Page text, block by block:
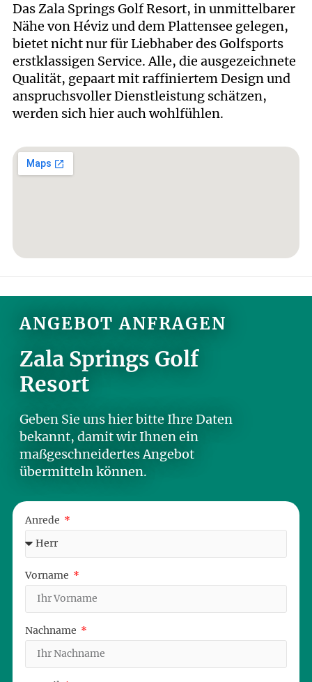
Das Zala Springs Golf Resort, in unmittelbarer
Nähe von Héviz und dem Plattensee gelegen,
bietet nicht nur für Liebhaber des Golfsports
erstklassigen Service. Alle, die ausgezeichnete
Qualität, gepaart mit raffiniertem Design und
anspruchsvoller Dienstleistung schätzen,
werden sich hier auch wohlfühlen.
ANGEBOT ANFRAGEN
Zala Springs Golf
Resort
Geben Sie uns hier bitte Ihre Daten
bekannt, damit wir Ihnen ein
maßgeschneidertes Angebot
übermitteln können.
Anrede
Vorname
Nachname